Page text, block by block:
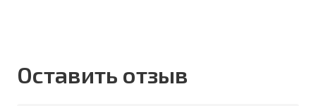
Оставить отзыв